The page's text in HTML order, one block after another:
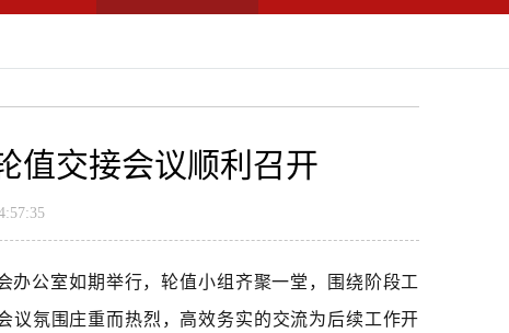
交接会议顺利召开
公室如期举行，轮值小组齐聚一堂，围绕阶段工
氛围庄重而热烈，高效务实的交流为后续工作开